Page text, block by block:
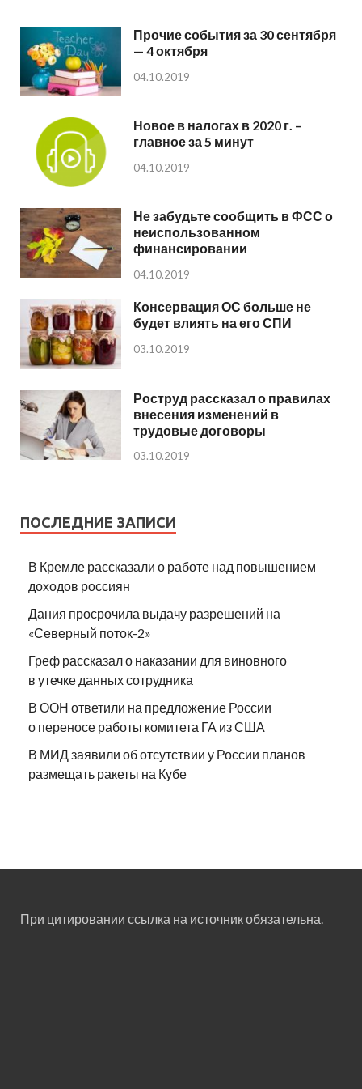
Прочие события за 30 сентября
— 4 октября
04.10.2019
Новое в налогах в 2020 г. –
главное за 5 минут
04.10.2019
Не забудьте сообщить в ФСС о
неиспользованном
финансировании
04.10.2019
Консервация ОС больше не
будет влиять на его СПИ
03.10.2019
Роструд рассказал о правилах
внесения изменений в
трудовые договоры
03.10.2019
ПОСЛЕДНИЕ ЗАПИСИ
В Кремле рассказали о работе над повышением
доходов россиян
Дания просрочила выдачу разрешений на
«Северный поток-2»
Греф рассказал о наказании для виновного
в утечке данных сотрудника
В ООН ответили на предложение России
о переносе работы комитета ГА из США
В МИД заявили об отсутствии у России планов
размещать ракеты на Кубе
При цитировании ссылка на источник обязательна.